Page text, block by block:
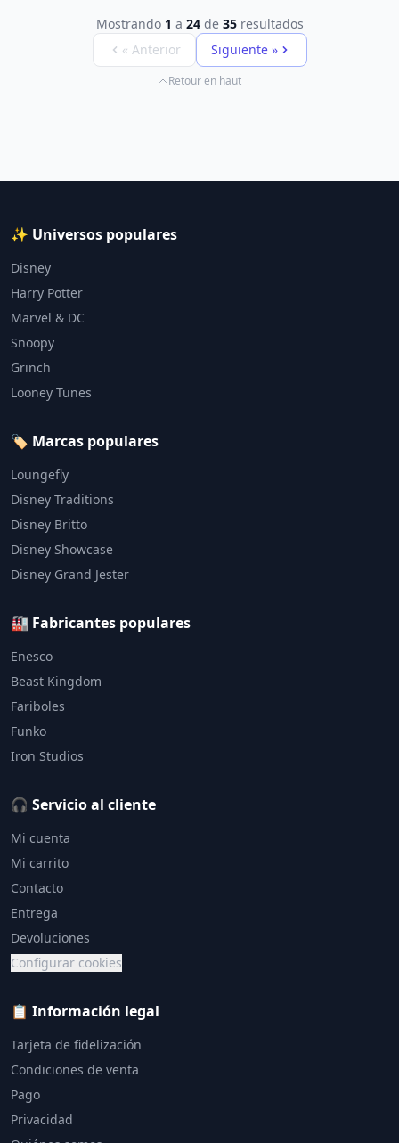
Mostrando 1 a 24de 35resultados
« Anterior
Siguiente »
Retour en haut
✨ Universos populares
Disney
Harry Potter
Marvel & DC
Snoopy
Grinch
Looney Tunes
🏷️ Marcas populares
Loungefly
Disney Traditions
Disney Britto
Disney Showcase
Disney Grand Jester
🏭 Fabricantes populares
Enesco
Beast Kingdom
Fariboles
Funko
Iron Studios
🎧 Servicio al cliente
Mi cuenta
Mi carrito
Contacto
Entrega
Devoluciones
Configurar cookies
📋 Información legal
Tarjeta de fidelización
Condiciones de venta
Pago
Privacidad